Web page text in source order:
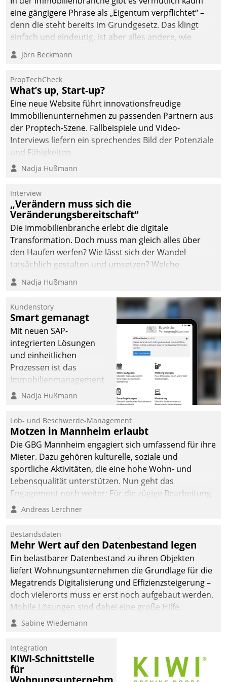
Datatrain ermöglicht
automatisiert ausgelöste,
zielgerichtete
Mieterbefragungen – eine
starke Grundlage für
intelligente,
datengestützte
Entscheidungen.
eine gängigere Phrase als „Eigentum verpflichtet“ –
denn die steht bereits im Grundgesetz. Das klingt
einfach und eindeutig, ist aber alles andere, wie
Branchenbeschäftigte wissen. Denn mit der
Verantwortung folgen Verpflichtungen.
Jörn Beckmann
PropTechCheck
What’s up, Start-up?
Eine neue Website führt innovationsfreudige
Immobilienunternehmen zu passenden Partnern aus
der Proptech-Szene. Fallbeispiele und Video-
Interviews liefern ein sprechendes Bild der Potenziale
und Fähigkeiten.
Nadja Hußmann
Interview
„Verändern muss sich die
Veränderungsbereitschaft“
Die Immobilienbranche erlebt die digitale
Transformation. Doch muss man gleich alles über
den Haufen werfen? Wie lässt sich der Wandel
tatsächlich gestalten und umsetzen? Welche
Argumente zählen wirklich?
Nadja Hußmann
Kundenstory
Smart gemanagt
Mit neuen SAP-
integrierten Lösungen
und einheitlichen
Prozessen ist das
Immobilienmanagement
der Bayerischen
Ressort Kapitalanlage für
künftige Aufgaben und
Herausforderungen
gerüstet.
Nadja Hußmann
Lob- und Beschwerde-Management
Motzen in Mannheim erlaubt
Die GBG Mannheim engagiert sich umfassend für ihre
Mieter. Dazu gehören kulturelle, soziale und
sportliche Aktivitäten, die eine hohe Wohn- und
Lebensqualität unterstützen. Nun geht das
Engagement noch weiter: Für die zügige Bearbeitung
von Beschwerden – oder Lob – richtet das
und Beschwerde-Management einen eigenen Kanal
ein.
Andreas Lerchner
Bestandsdaten
Mehr Wert auf den Datenbestand legen
Ein belastbarer Datenbestand zu ihren Objekten
liefert Wohnungsunternehmen die Grundlage für die
Megatrends Digitalisierung und Effizienzsteigerung –
doch vielerorts muss er erst noch aufgebaut werden.
Mobile Lösungen sind dabei eine große Hilfe.
Sabine Wiedemann
Integration
KIWI-Schnittstelle
für